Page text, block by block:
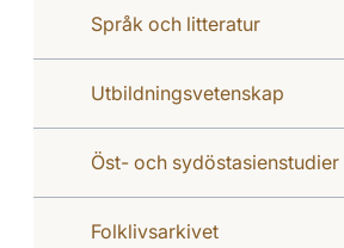
Språk och litteratur
Utbildningsvetenskap
Öst- och sydöstasienstudier
Folklivsarkivet